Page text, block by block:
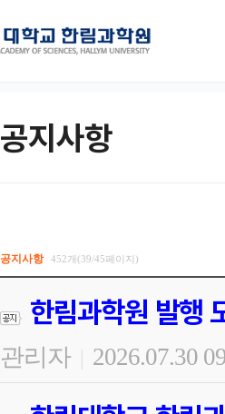
공지사항
공지사항 452개(39/45페이지)
한림과학원 발행
관리자 | 2026.07.30